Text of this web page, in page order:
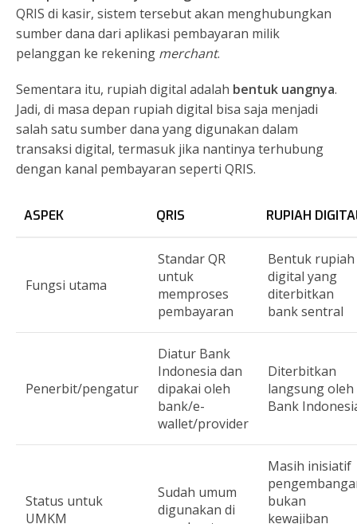
QRIS di kasir, sistem tersebut akan menghubungkan
sumber dana dari aplikasi pembayaran milik
pelanggan ke rekening merchant.
Sementara itu, rupiah digital adalah bentuk uangnya.
Jadi, di masa depan rupiah digital bisa saja menjadi
salah satu sumber dana yang digunakan dalam
transaksi digital, termasuk jika nantinya terhubung
dengan kanal pembayaran seperti QRIS.
ASPEK QRIS RUPIAH
Fungsi utama
Standar QR
untuk
memproses
pembayaran
Bentuk rupiah
digital yang
diterbitkan
bank sentral
Penerbit/pengatur
Diatur Bank
Indonesia dan
dipakai oleh
bank/e-
wallet/provider
Diterbitkan
langsung oleh
Bank
Status untuk
UMKM
Sudah umum
digunakan di
Masih inisiatif
bukan
kewajiban